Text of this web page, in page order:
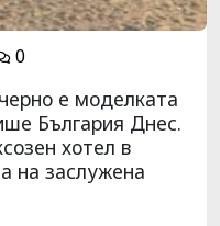
0
е моделката
България Днес.
хотел в
на заслужена